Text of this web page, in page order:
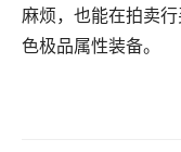
麻烦，也能在拍卖
色极品属性装备。